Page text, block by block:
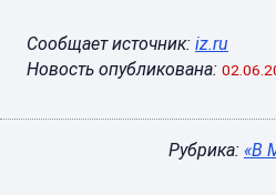
Сообщает источник: iz.ru
Новость опубликована:
Рубрика: «В